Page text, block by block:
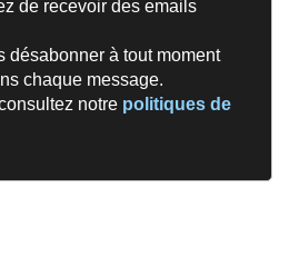
de recevoir des emails
désabonner à tout moment
chaque message.
notre politiques de